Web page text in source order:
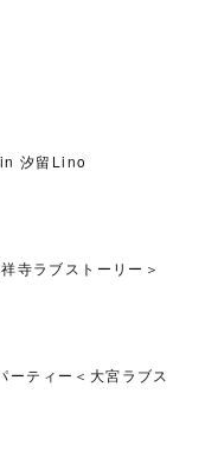
汐留Lino
寺ラブストーリー＞
ティー＜大宮ラブス